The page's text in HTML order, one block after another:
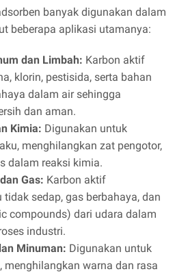
banyak digunakan dalam
beberapa aplikasi utamanya:
dan Limbah: Karbon aktif
klorin, pestisida, serta bahan
dalam air sehingga
dan aman.
Kimia: Digunakan untuk
menghilangkan zat pengotor,
dalam reaksi kimia.
Gas: Karbon aktif
sedap, gas berbahaya, dan
compounds) dari udara dalam
industri.
Minuman: Digunakan untuk
menghilangkan warna dan rasa